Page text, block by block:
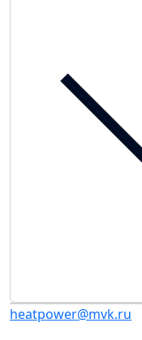
heatpower@mvk.ru